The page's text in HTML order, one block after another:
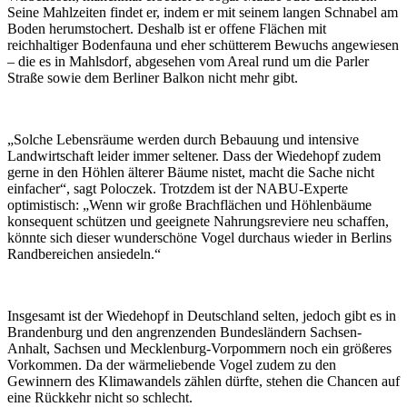
Seine Mahlzeiten findet er, indem er mit seinem langen Schnabel am
Boden herumstochert. Deshalb ist er offene Flächen mit
reichhaltiger Bodenfauna und eher schütterem Bewuchs angewiesen
– die es in Mahlsdorf, abgesehen vom Areal rund um die Parler
Straße sowie dem Berliner Balkon nicht mehr gibt.
„Solche Lebensräume werden durch Bebauung und intensive
Landwirtschaft leider immer seltener. Dass der Wiedehopf zudem
gerne in den Höhlen älterer Bäume nistet, macht die Sache nicht
einfacher“, sagt Poloczek. Trotzdem ist der NABU-Experte
optimistisch: „Wenn wir große Brachflächen und Höhlenbäume
konsequent schützen und geeignete Nahrungsreviere neu schaffen,
könnte sich dieser wunderschöne Vogel durchaus wieder in Berlins
Randbereichen ansiedeln.“
Insgesamt ist der Wiedehopf in Deutschland selten, jedoch gibt es in
Brandenburg und den angrenzenden Bundesländern Sachsen-
Anhalt, Sachsen und Mecklenburg-Vorpommern noch ein größeres
Vorkommen. Da der wärmeliebende Vogel zudem zu den
Gewinnern des Klimawandels zählen dürfte, stehen die Chancen auf
eine Rückkehr nicht so schlecht.